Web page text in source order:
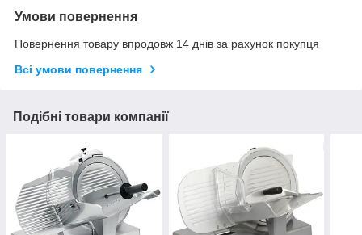
Умови повернення
Повернення товару впродовж 14 днів за рахунок покупця
Всі умови повернення
Подібні товари компанії